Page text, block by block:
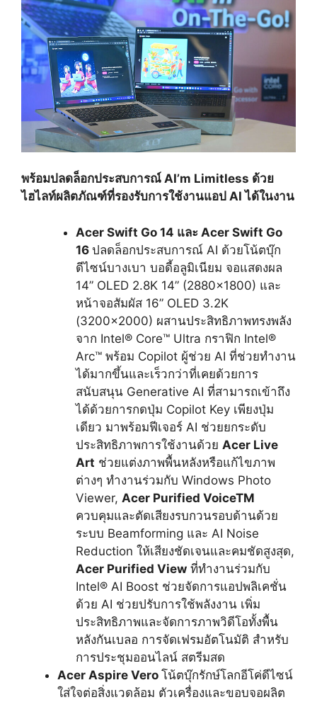
พร้อมปลดล็อกประสบการณ์ AI’m Limitless ด้วย
ไฮไลท์ผลิตภัณฑ์ที่รองรับการใช้งานแอป AI ได้ในงาน
Acer Swift Go 14 และ Acer Swift Go
16 ปลดล็อกประสบการณ์ AI ด้วยโน้ตบุ๊ก
ดีไซน์บางเบา บอดี้อลูมิเนียม จอแสดงผล
14” OLED 2.8K 14” (2880×1800) และ
หน้าจอสัมผัส 16” OLED 3.2K
(3200×2000) ผสานประสิทธิภาพทรงพลัง
จาก Intel®Core™ Ultra กราฟิก Intel®
Arc™ พร้อม Copilot ผู้ช่วย AI ที่ช่วยทำงาน
ได้มากขึ้นและเร็วกว่าที่เคยด้วยการ
สนับสนุน Generative AI ที่สามารถเข้าถึง
ได้ด้วยการกดปุ่ม Copilot Key เพียงปุ่ม
เดียว มาพร้อมฟีเจอร์ AI ช่วยยกระดับ
ประสิทธิภาพการใช้งานด้วย Acer Live
Art ช่วยแต่งภาพพื้นหลังหรือแก้ไขภาพ
ต่างๆ ทำงานร่วมกับ Windows Photo
Viewer, Acer Purified VoiceTM
ควบคุมและตัดเสียงรบกวนรอบด้านด้วย
ระบบ Beamforming และ AI Noise
Reduction ให้เสียงชัดเจนและคมชัดสูงสุด,
Acer Purified Viewที่ทำงานร่วมกับ
Intel®AI Boost ช่วยจัดการแอปพลิเคชั่น
ด้วย AI ช่วยปรับการใช้พลังงาน เพิ่ม
ประสิทธิภาพและจัดการภาพวิดีโอทั้งพื้น
หลังกันเบลอ การจัดเฟรมอัตโนมัติ สำหรับ
การประชุมออนไลน์ สตรีมสด
Acer Aspire Vero โน้ตบุ๊กรักษ์โลกอีโค่ดีไซน์
ใส่ใจต่อสิ่งแวดล้อม ตัวเครื่องและขอบจอผลิต